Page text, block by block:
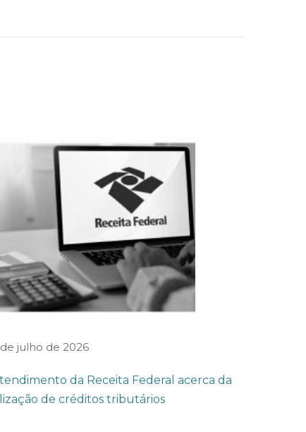
julho de 2026
da Receita Federal acerca da
de créditos tributários